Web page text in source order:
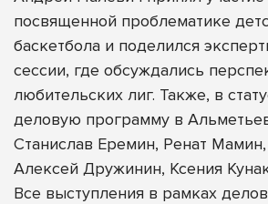
посвященной проблематике
баскетбола и поделился
сессии, где обсуждались
любительских лиг. Также, в
деловую программу в
Станислав Еремин, Ренат Мамин,
Алексей Дружинин, Ксения
Все выступления в рамках